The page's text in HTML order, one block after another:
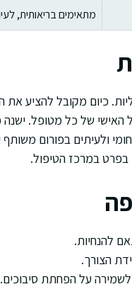
מתאימים בריאותית,
כיום מקובל להציע
האישי של כל מטופל.
ולעיתים בפורום
במרכז הטיפול.
להנחיות.
הצורך.
לשמירה על הפחתת סיבוכים.